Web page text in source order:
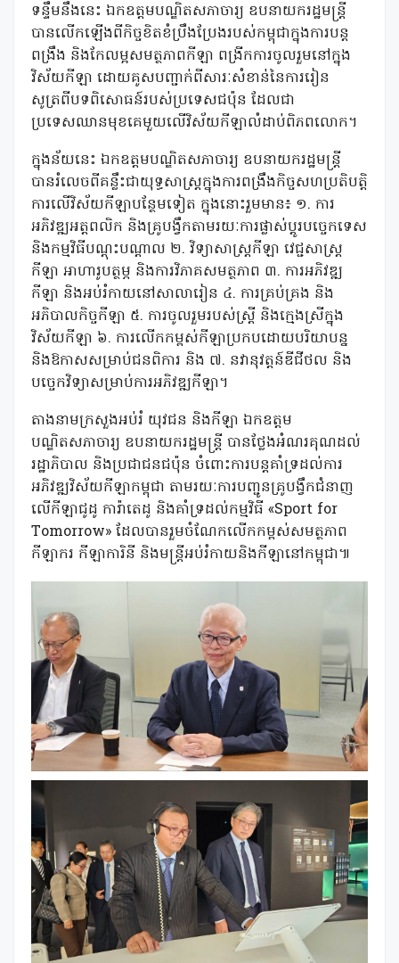
ទន្ទឹមនឹងនេះ ឯកឧត្តមបណ្ឌិតសភាចារ្យ ឧបនាយករដ្ឋមន្ត្រី
បានលើកឡើងពីកិច្ចខិតខំប្រឹងប្រែងរបស់កម្ពុជាក្នុងការបន្ត
ពង្រឹង និងកែលម្អសមត្ថភាពកីឡា ពង្រីកការចូលរួមនៅក្នុង
វិស័យកីឡា ដោយគូសបញ្ជាក់ពីសារៈសំខាន់នៃការរៀន
សូត្រពីបទពិសោធន៍របស់ប្រទេសជប៉ុន ដែលជា
ប្រទេសឈានមុខគេមួយលើវិស័យកីឡាលំដាប់ពិភពលោក។
ក្នុងន័យនេះ ឯកឧត្តមបណ្ឌិតសភាចារ្យ ឧបនាយករដ្ឋមន្ត្រី
បានរំលេចពីគន្លឹះជាយុទ្ធសាស្ត្រក្នុងការពង្រឹងកិច្ចសហប្រតិបត្តិ
ការលើវិស័យកីឡាបន្ថែមទៀត ក្នុងនោះរួមមាន៖ ១. ការ
អភិវឌ្ឍអត្តពលិក និងគ្រូបង្វឹកតាមរយៈការផ្លាស់ប្ដូរបច្ចេកទេស
និងកម្មវិធីបណ្ដុះបណ្ដាល ២. វិទ្យាសាស្ត្រកីឡា វេជ្ជសាស្ត្រ
កីឡា អាហារូបត្ថម្ភ និងការវិភាគសមត្ថភាព ៣. ការអភិវឌ្ឍ
កីឡា និងអប់រំកាយនៅសាលារៀន ៤. ការគ្រប់គ្រង និង
អភិបាលកិច្ចកីឡា ៥. ការចូលរួមរបស់ស្ត្រី និងក្មេងស្រីក្នុង
វិស័យកីឡា ៦. ការលើកកម្ពស់កីឡាប្រកបដោយបរិយាបន្ន
និងឱកាសសម្រាប់ជនពិការ និង ៧. នវានុវត្តន៍ឌីជីថល និង
បច្ចេកវិទ្យាសម្រាប់ការអភិវឌ្ឍកីឡា។
តាងនាមក្រសួងអប់រំ យុវជន និងកីឡា ឯកឧត្តម
បណ្ឌិតសភាចារ្យ ឧបនាយករដ្ឋមន្ត្រី បានថ្លែងអំណរគុណដល់
រដ្ឋាភិបាល និងប្រជាជនជប៉ុន ចំពោះការបន្តគាំទ្រដល់ការ
អភិវឌ្ឍវិស័យកីឡាកម្ពុជា តាមរយៈការបញ្ជូនគ្រូបង្វឹកជំនាញ
លើកីឡាជូដូ ការ៉ាតេដូ និងគាំទ្រដល់កម្មវិធី «Sport for
Tomorrow» ដែលបានរួមចំណែកលើកកម្ពស់សមត្ថភាព
កីឡាករ កីឡាការិនី និងមន្ត្រីអប់រំកាយនិងកីឡានៅកម្ពុជា៕